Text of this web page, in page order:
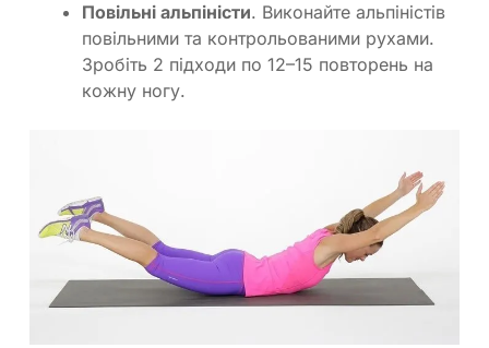
Повільні альпіністи. Виконайте альпіністів
повільними та контрольованими рухами.
Зробіть 2 підходи по 12–15 повторень на
кожну ногу.